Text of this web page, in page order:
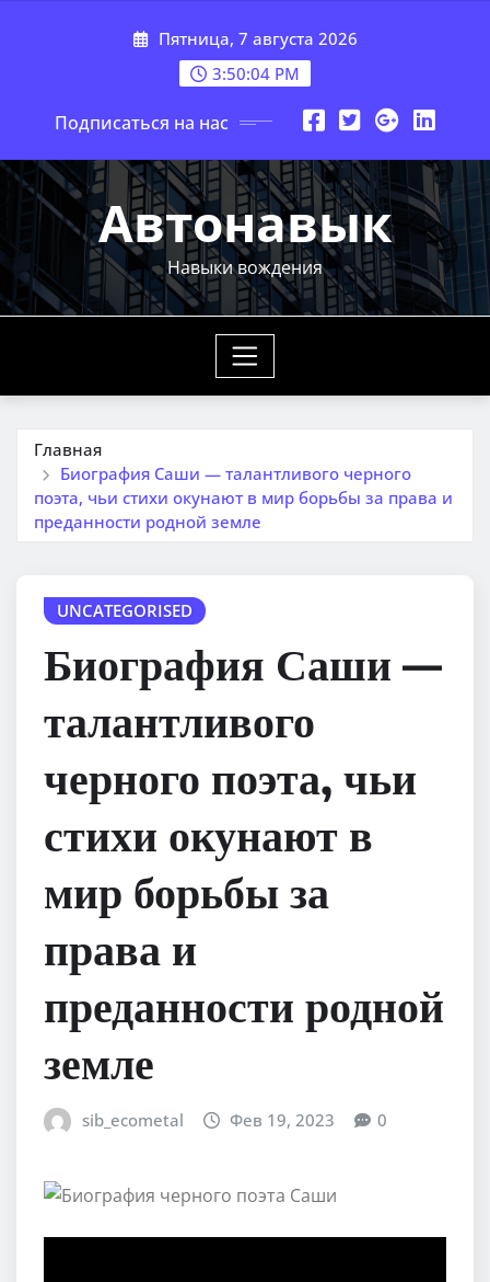
Пятница, 7 августа 2026
3:50:05 PM
Подписаться на нас
Автонавык
Навыки вождения
Главная
Биография Саши — талантливого черного
поэта, чьи стихи окунают в мир борьбы за права и
преданности родной земле
UNCATEGORISED
Биография Саши —
талантливого
черного поэта, чьи
стихи окунают в
мир борьбы за
права и
преданности родной
земле
sib_ecometal Фев 19, 2023 0